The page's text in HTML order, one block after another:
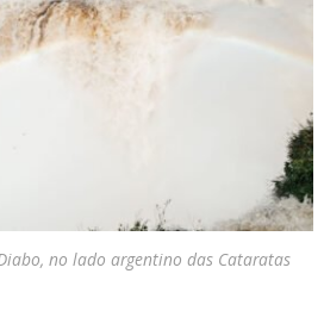
no lado argentino das Cataratas